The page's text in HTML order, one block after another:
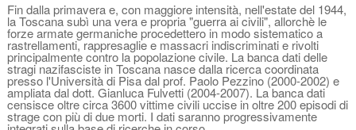
Fin dalla primavera e, con maggiore intensità, nell'estate del 1944,
la Toscana subì una vera e propria "guerra ai civili", allorchè le
forze armate germaniche procedettero in modo sistematico a
rastrellamenti, rappresaglie e massacri indiscriminati e rivolti
principalmente contro la popolazione civile. La banca dati delle
stragi nazifasciste in Toscana nasce dalla ricerca coordinata
presso l'Università di Pisa dal prof. Paolo Pezzino (2000-2002) e
ampliata dal dott. Gianluca Fulvetti (2004-2007). La banca dati
censisce oltre circa 3600 vittime civili uccise in oltre 200 episodi di
strage con più di due morti. I dati saranno progressivamente